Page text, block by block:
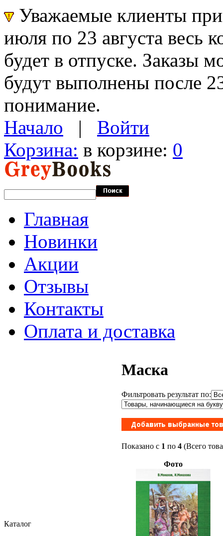
Уважаемые клиенты
июля по 23 августа весь
будет в отпуске. Заказы
будут выполнены после
понимание.
Начало | Войти
Корзина: в корзине: 0
Главная
Новинки
Акции
Отзывы
Контакты
Оплата и доставка
Каталог
Маска
Фильтровать результат по:
Показано с 1 по 4 (Всего
Фото